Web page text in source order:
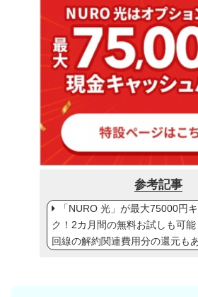
参考記事
「NURO 光」が最大75000円
ク！2カ月間の無料お試しも可
回線の解約関連費用分の還元も